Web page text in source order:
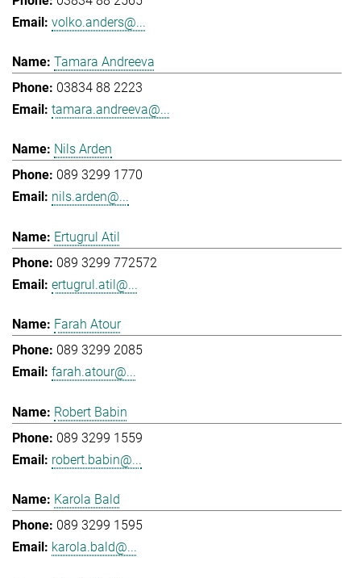
volko.anders@...
Tamara Andreeva
03834 88 2223
tamara.andreeva@...
Nils Arden
089 3299 1770
nils.arden@...
Ertugrul Atil
089 3299 772572
ertugrul.atil@...
Farah Atour
089 3299 2085
farah.atour@...
Robert Babin
089 3299 1559
robert.babin@...
Karola Bald
089 3299 1595
karola.bald@...